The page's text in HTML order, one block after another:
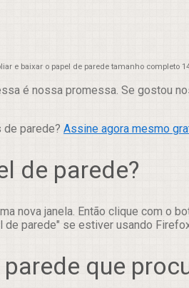
e baixar o papel de parede tamanho completo
é nossa promessa. Se gostou
parede? Assine agora mesmo
de parede?
nova janela. Então clique com
parede" se estiver usando
que